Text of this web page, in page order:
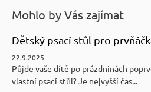
u
Mohlo by Vás zajímat
Dětský psací stůl pro
22.9.2025
Půjde vaše dítě po prázdninách
vlastní psací stůl? Je nejvyšší čas...